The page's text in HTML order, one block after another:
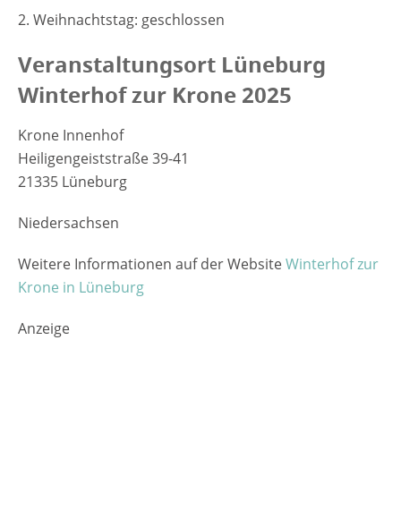
2. Weihnachtstag: geschlossen
Veranstaltungsort Lüneburg
Winterhof zur Krone 2025
Krone Innenhof
Heiligengeiststraße 39-41
21335 Lüneburg
Niedersachsen
Weitere Informationen auf der WebsiteWinterhof zur
Krone in Lüneburg
Anzeige